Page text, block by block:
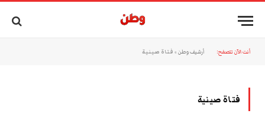
أنت الآن تتصفح: أرشيف وطن » فتاة صينية
فتاة صينية